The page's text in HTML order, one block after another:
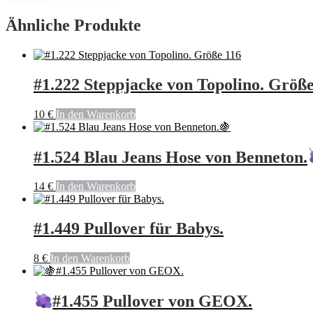
Ähnliche Produkte
#1.222 Steppjacke von Topolino.
10 € In den Warenkorb
#1.524 Blau Jeans Hose von Benneton.
14 € In den Warenkorb
#1.449 Pullover für Babys.
8 € In den Warenkorb
#1.455 Pullover von GEOX.